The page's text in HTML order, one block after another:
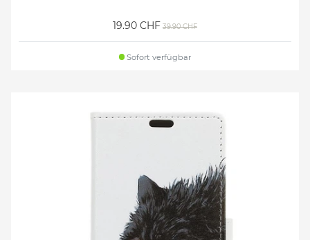
19.90 CHF 39.90 CHF
Sofort verfügbar